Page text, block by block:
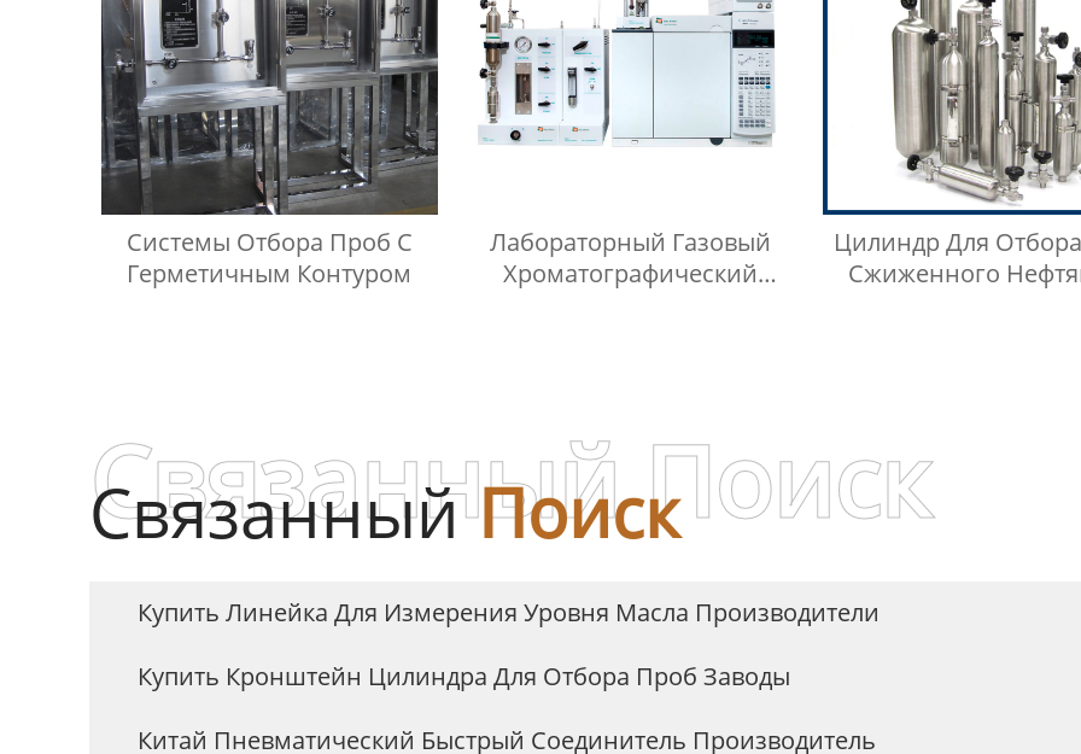
Системы Отбора Проб С
Герметичным Контуром
Лабораторный Газовый
Хроматографический
Цилиндр Для
Сжиженного
СвязанныйПоиск
Связанный Поиск
Купить Линейка Для Измерения Уровня Масла Производители
Купить Кронштейн Цилиндра Для Отбора Проб Заводы
Китай Пневматический Быстрый Соединитель Производитель